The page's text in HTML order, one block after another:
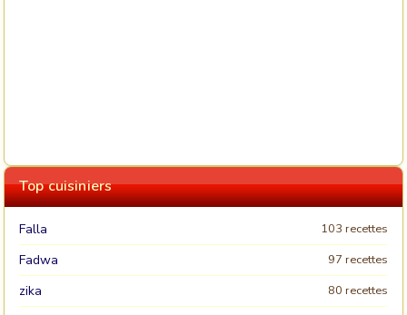
Top cuisiniers
Falla 103 recettes
Fadwa 97 recettes
zika 80 recettes